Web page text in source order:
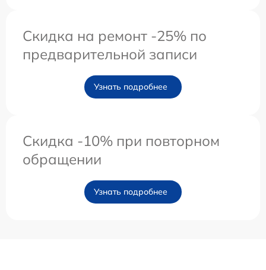
Скидка на ремонт -25% по
предварительной записи
Узнать подробнее
Скидка -10% при повторном
обращении
Узнать подробнее